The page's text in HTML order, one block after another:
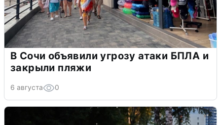
В Сочи объявили угрозу атаки БПЛА и
закрыли пляжи
6 августа 0